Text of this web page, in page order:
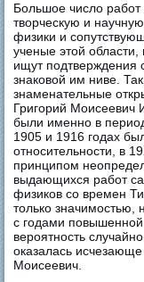
Большое число
творческую и
физики и
ученые этой
ищут подтверждения
знаковой им ниве.
знаменательные
Григорий Моисеевич
были именно в
1905 и 1916 годах
относительности, в
принципом
выдающихся работ
физиков со времен
только
с годами повышенной
вероятность
оказалась
Моисеевич.